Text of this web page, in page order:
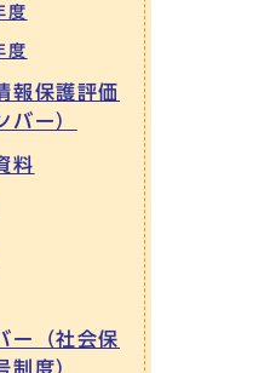
度
度
報保護評価
バー）
料
ー（社会保
制度）